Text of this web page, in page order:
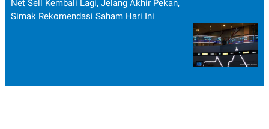
Net Sell Kembali Lagi, Jelang Akhir Pekan,
Simak Rekomendasi Saham Hari Ini